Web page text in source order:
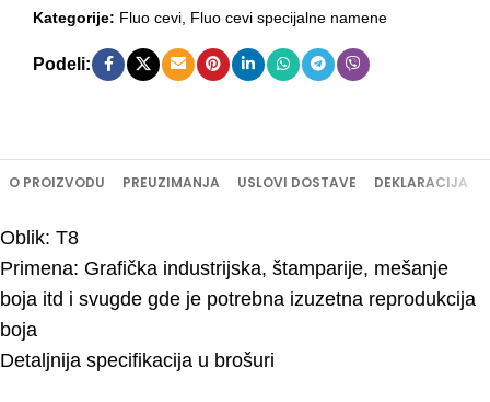
Kategorije: Fluo cevi Fluo cevi specijalne namene
Podeli:
O PROIZVODU PREUZIMANJA USLOVI DOSTAVE DEKLARACIJA
Oblik: T8
Primena: Grafička industrijska, štamparije, mešanje
boja itd i svugde gde je potrebna izuzetna reprodukcija
boja
Detaljnija specifikacija u brošuri